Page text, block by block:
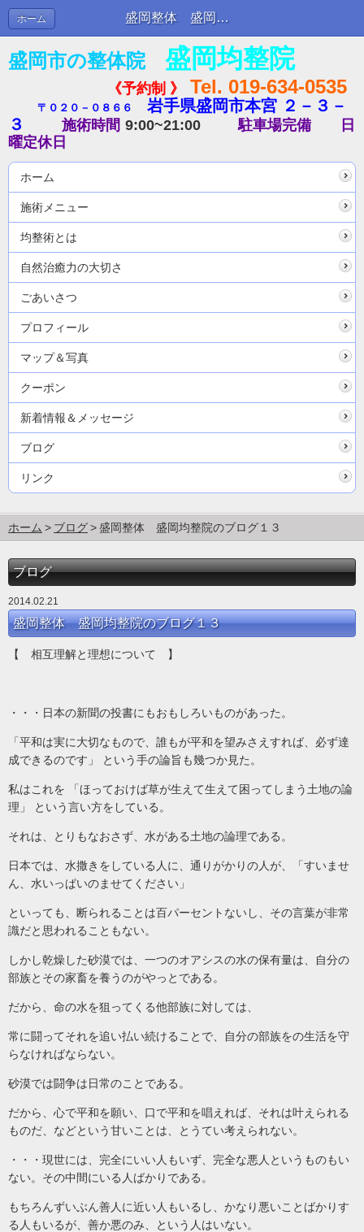
盛岡整体 盛岡均整院のブログ１３ | ブログ
ホーム
盛岡市の整体院 盛岡均整院
《予約制 》 Tel. 019-634-0535
〒０２０－０８６６
岩手県盛岡市本宮 ２－３－
３
施術時間 9:00~21:00 駐車場完備
日
曜定休日
ホーム
施術メニュー
均整術とは
自然治癒力の大切さ
ごあいさつ
プロフィール
マップ＆写真
クーポン
新着情報＆メッセージ
ブログ
リンク
ホーム ブログ 盛岡整体 盛岡均整院のブログ１３
ブログ
2014.02.21
盛岡整体 盛岡均整院のブログ１３
【 相互理解と理想について 】
・・・日本の新聞の投書にもおもしろいものがあった。
「平和は実に大切なもので、誰もが平和を望みさえすれば、必ず達
成できるのです」 という手の論旨も幾つか見た。
私はこれを 「ほっておけば草が生えて生えて困ってしまう土地の論
理」 という言い方をしている。
それは、とりもなおさず、水がある土地の論理である。
日本では、水撒きをしている人に、通りがかりの人が、「すいませ
ん、水いっぱいのませてください」
といっても、断られることは百パーセントないし、その言葉が非常
識だと思われることもない。
しかし乾燥した砂漠では、一つのオアシスの水の保有量は、自分の
部族とその家畜を養うのがやっとである。
だから、命の水を狙ってくる他部族に対しては、
常に闘ってそれを追い払い続けることで、自分の部族をの生活を守
らなければならない。
砂漠では闘争は日常のことである。
だから、心で平和を願い、口で平和を唱えれば、それは叶えられる
ものだ、などという甘いことは、とうてい考えられない。
・・・現世には、完全にいい人もいず、完全な悪人というものもい
ない。その中間にいる人ばかりである。
もちろんずいぶん善人に近い人もいるし、かなり悪いことばかりす
る人もいるが、善か悪のみ、という人はいない。